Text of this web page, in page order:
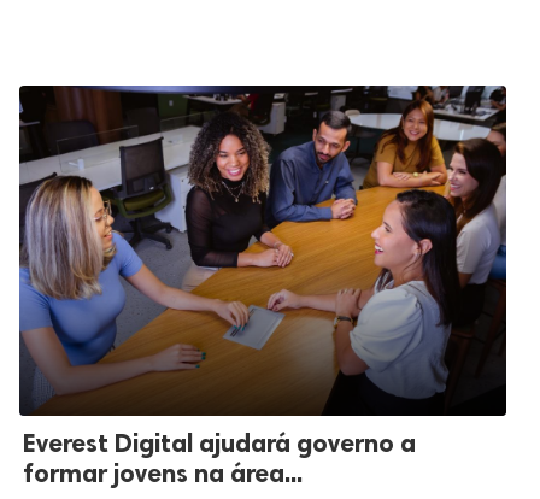
Everest Digital ajudará governo a
formar jovens na área...